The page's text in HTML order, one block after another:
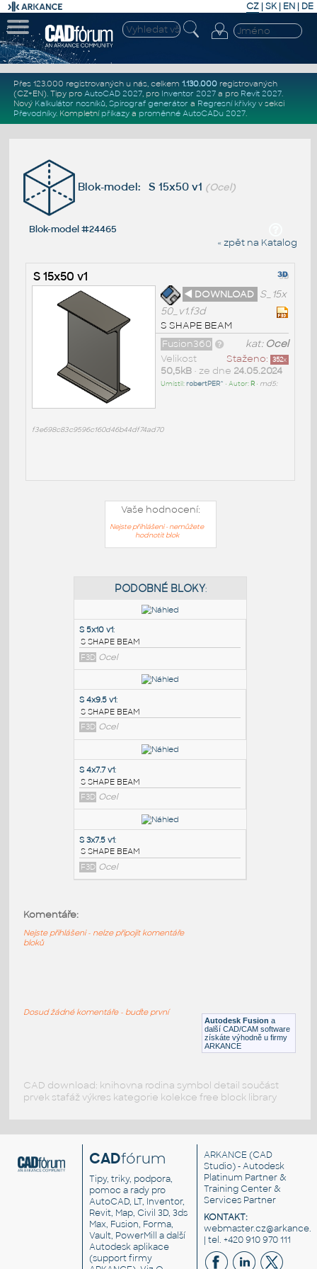
CZ | SK| EN | DE
Přes 123.000 registrovaných u nás, celkem 1.130.000registrovaných
(CZ+EN). Tipy pro AutoCAD 2027, pro Inventor 2027a pro Revit 2027.
Nový Kalkulátor nosníků, Spirograf generátor a Regresní křivkyv sekci
Převodníky. Kompletní příkazya proměnné AutoCADu 2027.
Blok-model: S 15x50 v1 (Ocel)
Blok-model #24465
« zpět na Katalog
S 15x50 v1
◄ DOWNLOAD S_15x
50_v1.f3d
S SHAPE BEAM
kat: Ocel
Fusion360
Staženo: 352x
Velikost
50,5kB• ze dne 24.05.2024
Umístil:robertPER^ • Autor: R• md5:
f3e698c83c9596c160d46b44df74ad70
Vaše hodnocení:
Nejste přihlášeni - nemůžete
hodnotit blok
PODOBNÉ BLOKY:
S 5x10 v1:
S SHAPE BEAM
F3D Ocel
S SHAPE BEAM
F3D Ocel
F3D Ocel
Autodesk Fusion a
další CAD/CAM software
získáte výhodně u firmy
ARKANCE
Komentáře:
Nejste přihlášeni - nelze připojit komentáře
bloků
Dosud žádné komentáře - buďte první
CAD download: knihovna rodina symbol detail součást
prvek stafáž výkres kategorie kolekce free block library
CADfórum
Tipy, triky, podpora,
pomoc a rady pro
AutoCAD, LT, Inventor,
Revit, Map, Civil 3D, 3ds
Max, Fusion, Forma,
Vault, PowerMill a další
Autodesk aplikace
(support firmy
ARKANCE (CAD
Studio) - Autodesk
Platinum Partner &
Training Center &
Services Partner
KONTAKT:
| tel. +420 910 970 111